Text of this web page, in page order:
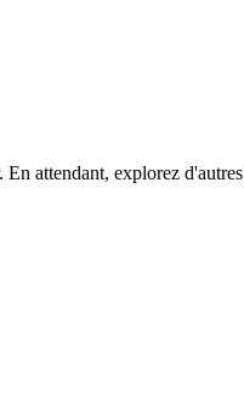
attendant, explorez d'autres